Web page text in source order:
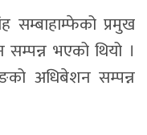
सम्बाहाम्फेको प्रमुख
भएको थियो ।
अधिबेशन सम्पन्न